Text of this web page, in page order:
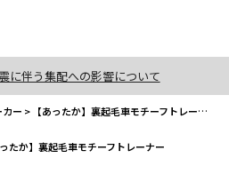
に伴う集配への影響について
カー > 【あったか】裏起毛車モチーフトレーナー
ったか】裏起毛車モチーフトレーナー